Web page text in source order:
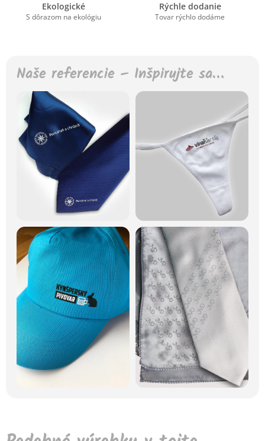
Ekologické
S dôrazom na ekológiu
Rýchle dodanie
Tovar rýchlo dodáme
Naše referencie – Inšpirujte sa…